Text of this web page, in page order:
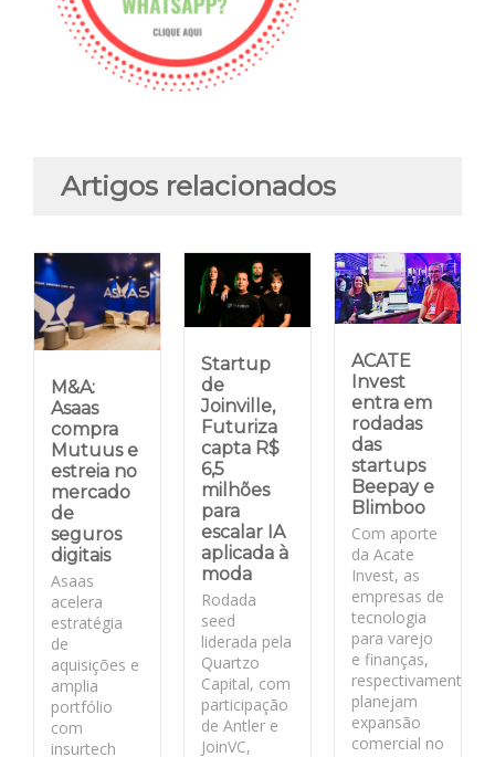
Artigos relacionados
M&A:
Asaas
compra
Mutuus e
estreia no
mercado
de
seguros
digitais
Asaas
acelera
estratégia
de
aquisições e
amplia
portfólio
com
insurtech
Startup
de
Joinville,
Futuriza
capta R$
6,5
milhões
para
escalar IA
aplicada à
moda
Rodada
seed
liderada pela
Quartzo
Capital, com
participação
de Antler e
JoinVC,
ACATE
Invest
entra em
rodadas
das
startups
Beepay e
Blimboo
Com aporte
da Acate
Invest, as
empresas de
tecnologia
para varejo
e finanças,
respectivamente,
planejam
expansão
comercial no